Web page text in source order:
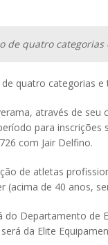
de quatro
quatro categorias
através de
para
com Jair Delfino.
de atletas
(acima de 40 anos,
Departamento de
da Elite